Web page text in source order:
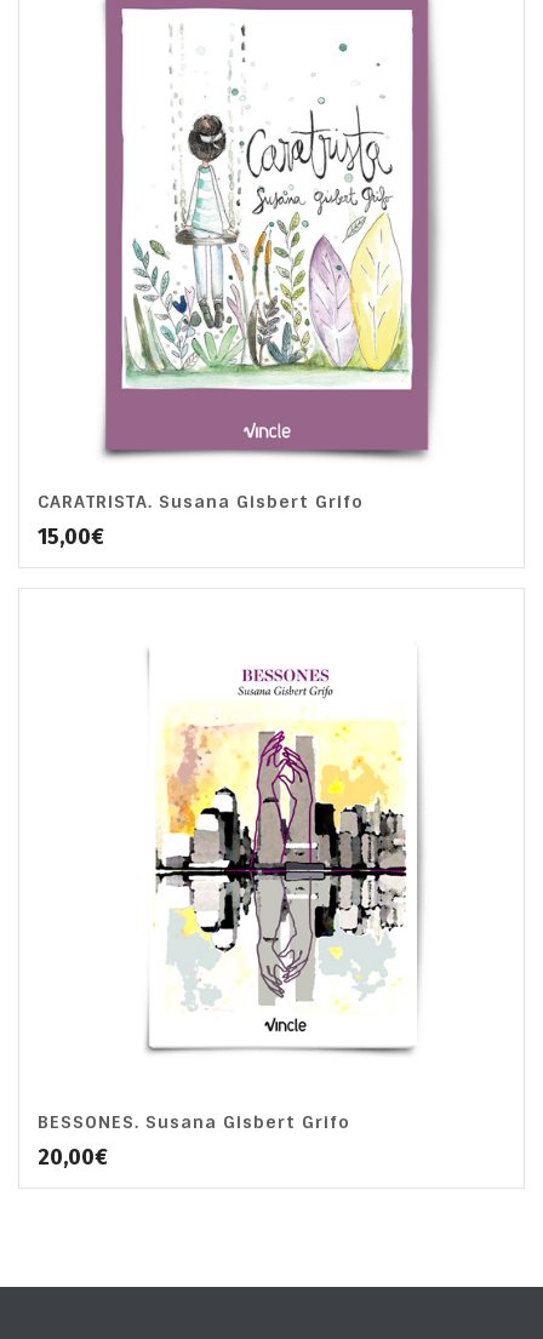
CARATRISTA. Susana Gisbert Grifo
15,00€
BESSONES. Susana Gisbert Grifo
20,00€